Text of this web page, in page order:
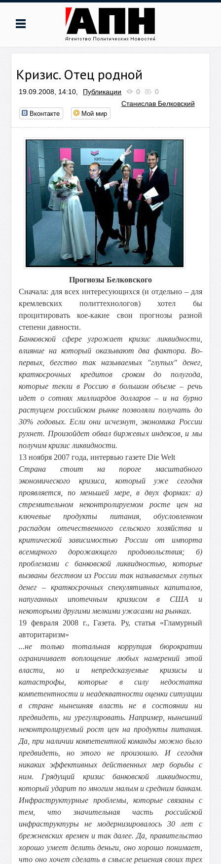
Кризис. Отец родной
19.09.2008, 14:10, Публикации 0
0
Станислав Белковский
Вконтакте Мой мир
Прогнозы Белковского
Сначала: для всех интересующихся (и отдельно – для
кремлевских политтехнологов) хотел бы
процитировать кое-какие свои прогнозы разной
степени давности.
Банковской сфере угрожает кризис ликвидности,
влияние на который оказывают два фактора. Во-
первых, бегство так называемых "глупых" денег,
краткосрочных кредитов сроком до полугода,
которые текли в Россию в большом объеме – речь
идет о сотнях миллиардов долларов – и на бурно
растущем российском рынке позволяли получать до
30% годовых. Если они исчезнут, экономика России
рухнет. Произойдет обвал биржевых индексов, и мы
получим кризис ликвидности.
13 ноября 2007 года, интервью газете Die Welt
Страна стоит на пороге масштабного
экономического кризиса, который уже сегодня
проявляется, по меньшей мере, в двух формах: а)
стремительном неконтролируемом росте цен на
ключевые продукты питания, обусловленном
распадом отечественного сельского хозяйства и
критической зависимостью России от импорта
всемирного дорожающего продовольствия; б)
проблемами с банковской ликвидностью, которые
вызваны бегством из России так называемых глупых
денег – краткосрочных спекулятивных капиталов,
напуганных ипотечным кризисом в США и
некоторыми другими мелкими ужасами на рынках.
19 февраля 2008 г., Газета. Ру, статья «Гламурный
авторитаризм»
...не только тотальная коррупция бюрократии
ограничивает воплощение любых намерений этой
власти, но и непредсказуемые кризисы и
катастрофы, которые в силу недостатка
компетентности и неадекватности оценки ситуации
в стране нынешняя власть не в состоянии ни
предвидеть, ни урегулировать. Например, нынешний
неконтролируемый рост цен на продукты питания.
Да, при наличии компетентной команды можно было
предвидеть, но этого не произошло. И сегодня
никаких эффективных действенных мер борьбы с
ним. Грядущий кризис банковской ликвидности,
который ударит по многим малым и средним банкам.
Инфраструктурные проблемы, которые связаны с
тем, что значительная часть российской
инфраструктуры не модернизировалось 30 лет с
брежневских времен и так далее. Да, правительство
хорошо умеет делить деньги, оно хорошо понимает,
что оно хочет сделать в смысле решения своих трех